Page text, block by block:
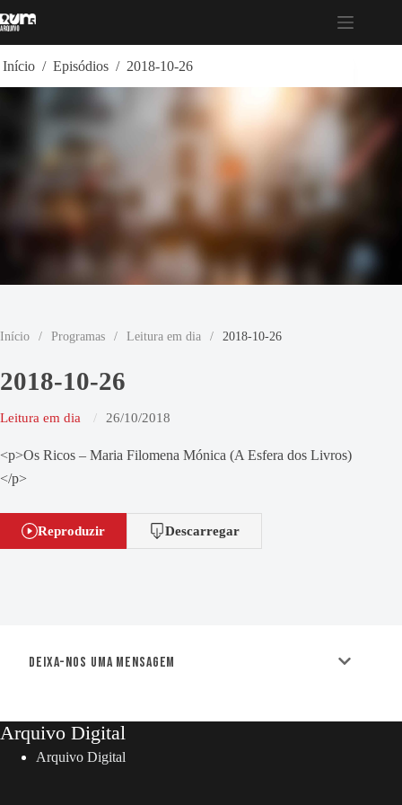
para
Início / Episódios / 2018-10-26
Início / Programas / Leitura em dia / 2018-10-26
2018-10-26
Leitura em dia 26/10/2018
<p>Os Ricos – Maria Filomena Mónica (A Esfera dos Livros)
</p>
Reproduzir Descarregar
Deixa-nos uma mensagem
Arquivo Digital
Arquivo Digital